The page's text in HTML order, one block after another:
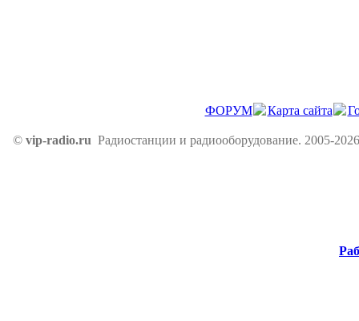
ФОРУМ Карта сайта
© vip-radio.ru Радиостанции и радиооборудование. 2005-